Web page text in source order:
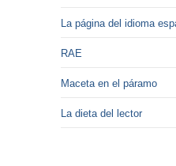
La página del idioma
RAE
Maceta en el páramo
La dieta del lector